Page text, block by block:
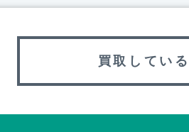
買取してい